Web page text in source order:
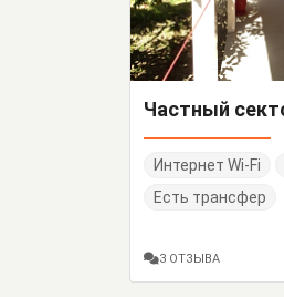
Интернет Wi-Fi
Есть трансфер
3 ОТЗЫВА